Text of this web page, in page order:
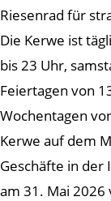
Riesenrad für
Die Kerwe ist
bis 23 Uhr,
Feiertagen von
Wochentagen
Kerwe auf dem
Geschäfte in der
am 31. Mai